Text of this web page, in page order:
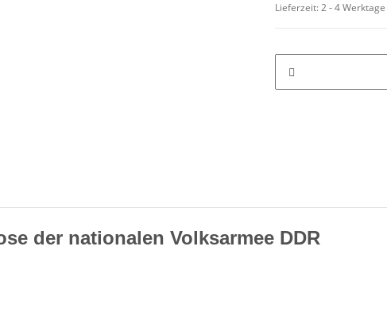
Lieferzeit:2 - 4 Werktage
der nationalen Volksarmee DDR